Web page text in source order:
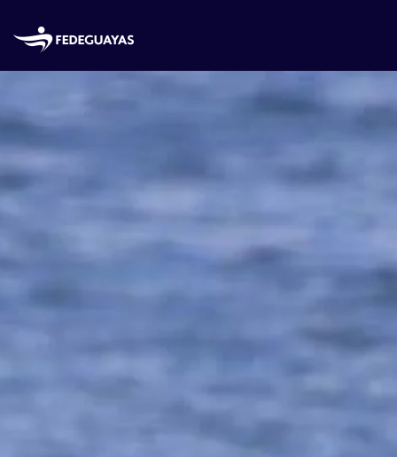
Skip to main content